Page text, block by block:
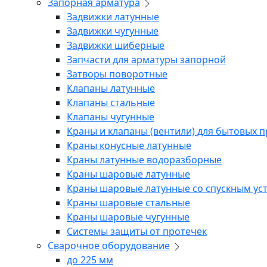
Запорная арматура
Задвижки латунные
Задвижки чугунные
Задвижки шиберные
Запчасти для арматуры запорной
Затворы поворотные
Клапаны латунные
Клапаны стальные
Клапаны чугунные
Краны и клапаны (вентили) для бытовых
Краны конусные латунные
Краны латунные водоразборные
Краны шаровые латунные
Краны шаровые латунные со спускным
Краны шаровые стальные
Краны шаровые чугунные
Системы защиты от протечек
Сварочное оборудование
до 225 мм